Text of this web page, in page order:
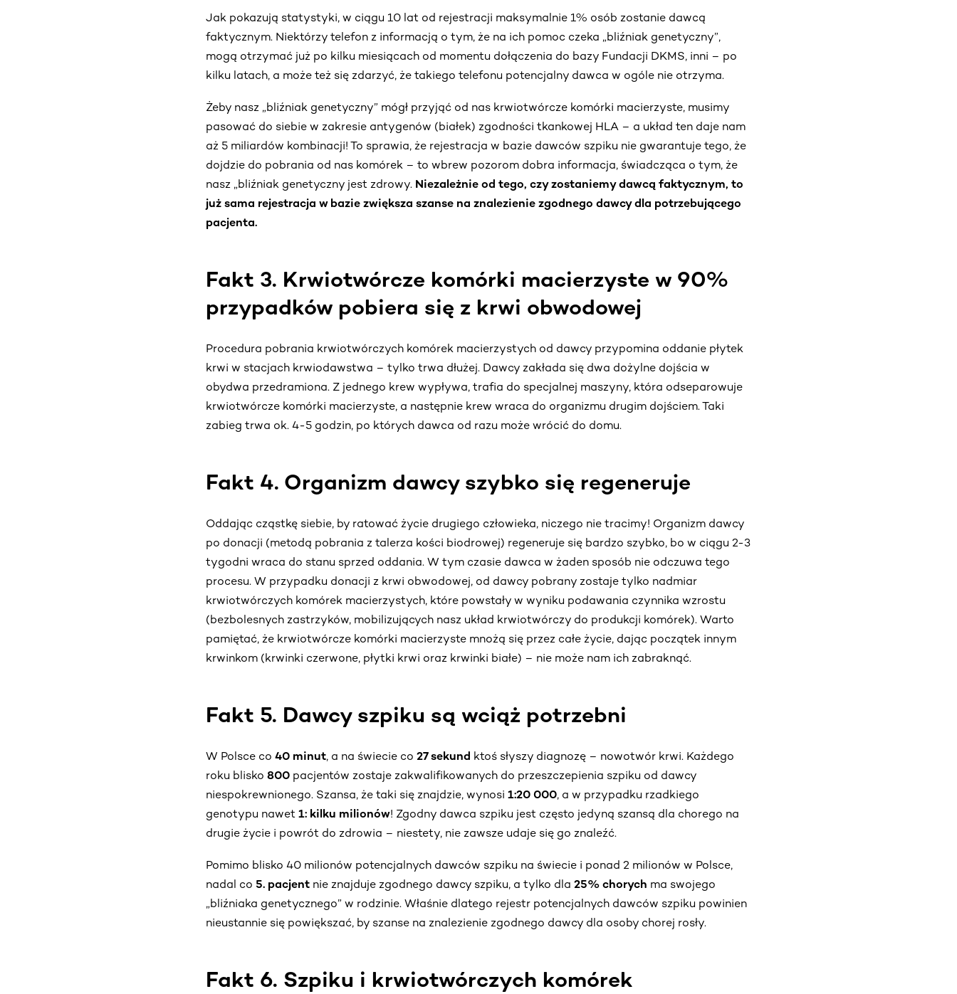
Jak pokazują statystyki, w ciągu 10 lat od rejestracji maksymalnie 1% osób zostanie dawcą
faktycznym. Niektórzy telefon z informacją o tym, że na ich pomoc czeka „bliźniak genetyczny”,
mogą otrzymać już po kilku miesiącach od momentu dołączenia do bazy Fundacji DKMS, inni – po
kilku latach, a może też się zdarzyć, że takiego telefonu potencjalny dawca w ogóle nie otrzyma.
Żeby nasz „bliźniak genetyczny” mógł przyjąć od nas krwiotwórcze komórki macierzyste, musimy
pasować do siebie w zakresie antygenów (białek) zgodności tkankowej HLA – a układ ten daje nam
aż 5 miliardów kombinacji! To sprawia, że rejestracja w bazie dawców szpiku nie gwarantuje tego, że
dojdzie do pobrania od nas komórek – to wbrew pozorom dobra informacja, świadcząca o tym, że
nasz „bliźniak genetyczny jest zdrowy. Niezależnie od tego, czy zostaniemy dawcą faktycznym, to
już sama rejestracja w bazie zwiększa szanse na znalezienie zgodnego dawcy dla potrzebującego
pacjenta.
Fakt 3. Krwiotwórcze komórki macierzyste w 90%
przypadków pobiera się z krwi obwodowej
Procedura pobrania krwiotwórczych komórek macierzystych od dawcy przypomina oddanie płytek
krwi w stacjach krwiodawstwa – tylko trwa dłużej. Dawcy zakłada się dwa dożylne dojścia w
obydwa przedramiona. Z jednego krew wypływa, trafia do specjalnej maszyny, która odseparowuje
krwiotwórcze komórki macierzyste, a następnie krew wraca do organizmu drugim dojściem. Taki
zabieg trwa ok. 4-5 godzin, po których dawca od razu może wrócić do domu.
Fakt 4. Organizm dawcy szybko się regeneruje
Oddając cząstkę siebie, by ratować życie drugiego człowieka, niczego nie tracimy! Organizm dawcy
po donacji (metodą pobrania z talerza kości biodrowej) regeneruje się bardzo szybko, bo w ciągu 2-3
tygodni wraca do stanu sprzed oddania. W tym czasie dawca w żaden sposób nie odczuwa tego
procesu. W przypadku donacji z krwi obwodowej, od dawcy pobrany zostaje tylko nadmiar
krwiotwórczych komórek macierzystych, które powstały w wyniku podawania czynnika wzrostu
(bezbolesnych zastrzyków, mobilizujących nasz układ krwiotwórczy do produkcji komórek). Warto
pamiętać, że krwiotwórcze komórki macierzyste mnożą się przez całe życie, dając początek innym
krwinkom (krwinki czerwone, płytki krwi oraz krwinki białe) – nie może nam ich zabraknąć.
Fakt 5. Dawcy szpiku są wciąż potrzebni
W Polsce co 40 minut, a na świecie co 27 sekund ktoś słyszy diagnozę – nowotwór krwi. Każdego
roku blisko 800 pacjentów zostaje zakwalifikowanych do przeszczepienia szpiku od dawcy
niespokrewnionego. Szansa, że taki się znajdzie, wynosi 1:20 000, a w przypadku rzadkiego
genotypu nawet 1: kilku milionów! Zgodny dawca szpiku jest często jedyną szansą dla chorego na
drugie życie i powrót do zdrowia – niestety, nie zawsze udaje się go znaleźć.
Pomimo blisko 40 milionów potencjalnych dawców szpiku na świecie i ponad 2 milionów w Polsce,
nadal co 5. pacjent nie znajduje zgodnego dawcy szpiku, a tylko dla 25% chorych ma swojego
„bliźniaka genetycznego” w rodzinie. Właśnie dlatego rejestr potencjalnych dawców szpiku powinien
nieustannie się powiększać, by szanse na znalezienie zgodnego dawcy dla osoby chorej rosły.
Fakt 6. Szpiku i krwiotwórczych komórek